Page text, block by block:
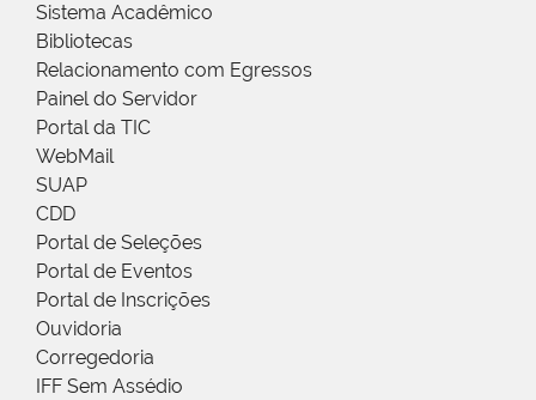
Sistema Acadêmico
Bibliotecas
Relacionamento com Egressos
Painel do Servidor
Portal da TIC
WebMail
SUAP
CDD
Portal de Seleções
Portal de Eventos
Portal de Inscrições
Ouvidoria
Corregedoria
IFF Sem Assédio